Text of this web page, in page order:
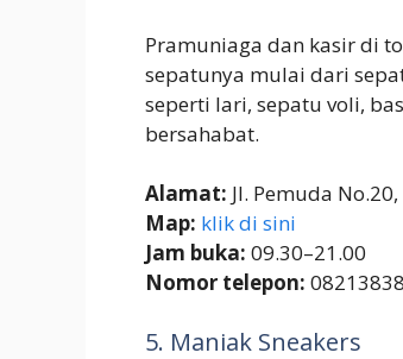
Pramuniaga dan kasir di
sepatunya mulai dari
seperti lari, sepatu voli,
bersahabat.
Alamat: Jl. Pemuda
Map: klik di sini
Jam buka: 09.30–21.00
Nomor telepon:
5. Maniak Sneakers